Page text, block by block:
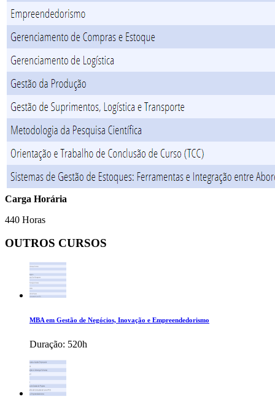
Carga Horária
440 Horas
OUTROS CURSOS
MBA em Gestão de Negócios, Inovação e Empreendedorismo
Duração: 520h